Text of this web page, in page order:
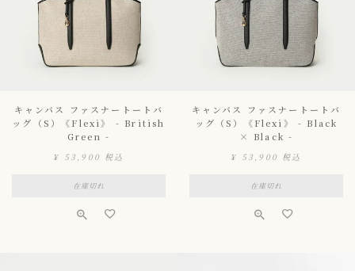
キャンバス ファスナートートバ
ッグ（S）《Flexi》 - British
Green -
¥ 53,900 税込
在庫切れ
キャンバス ファスナートートバ
ッグ（S）《Flexi》 - Black
× Black -
¥ 53,900 税込
在庫切れ